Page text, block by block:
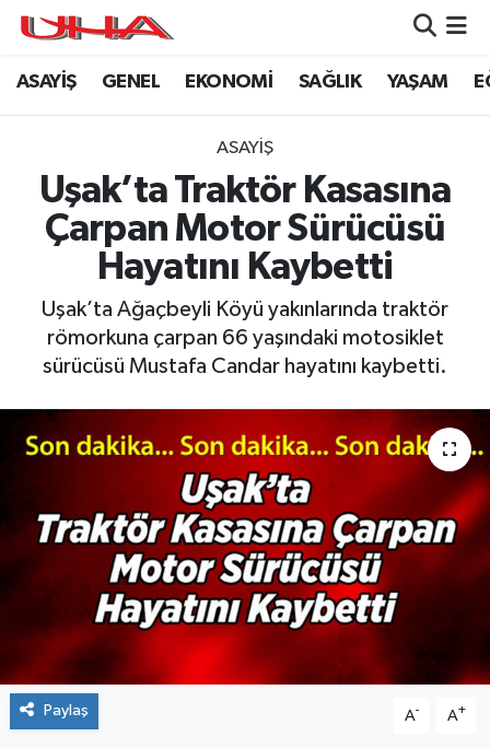
ASAYİŞ GENEL EKONOMİ SAĞLIK YAŞAM
ASAYİŞ
Uşak’ta Traktör Kasasına
Çarpan Motor Sürücüsü
Hayatını Kaybetti
Uşak’ta Ağaçbeyli Köyü yakınlarında traktör
römorkuna çarpan 66 yaşındaki motosiklet
sürücüsü Mustafa Candar hayatını kaybetti.
Paylaş A- A+
ASAYİŞ
GENEL
YAŞAM
SAĞLIK
LEZETLERİMİZ
EKONOMİ
ÇEVRE
DÜNYA
HABERDE İNSAN
BİLİM VE TEKNOLOJİ
Nöbetçi Eczaneler
Namaz Vakitleri
Trafik Durumu
Puan Durumu ve Fikstür
Tüm Manşetler
Son Dakika Haberleri